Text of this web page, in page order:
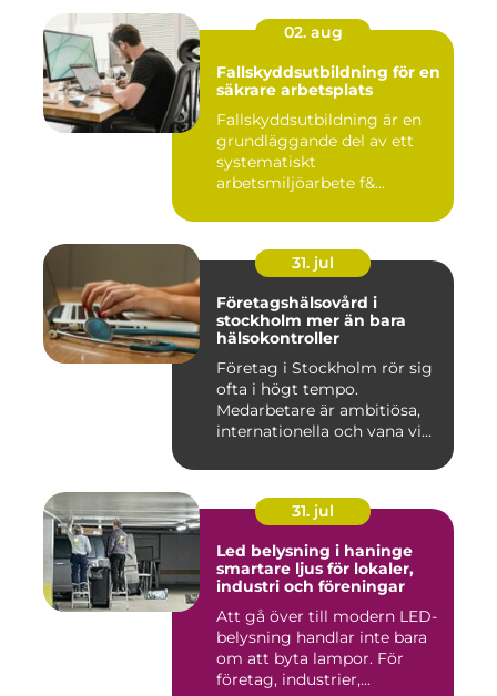
02. aug
Fallskyddsutbildning för en
säkrare arbetsplats
Fallskyddsutbildning är en
grundläggande del av ett
systematiskt
arbetsmiljöarbete f&...
31. jul
Företagshälsovård i
stockholm mer än bara
hälsokontroller
Företag i Stockholm rör sig
ofta i högt tempo.
Medarbetare är ambitiösa,
internationella och vana vi...
31. jul
Led belysning i haninge
smartare ljus för lokaler,
industri och föreningar
Att gå över till modern LED-
belysning handlar inte bara
om att byta lampor. För
företag, industrier,...